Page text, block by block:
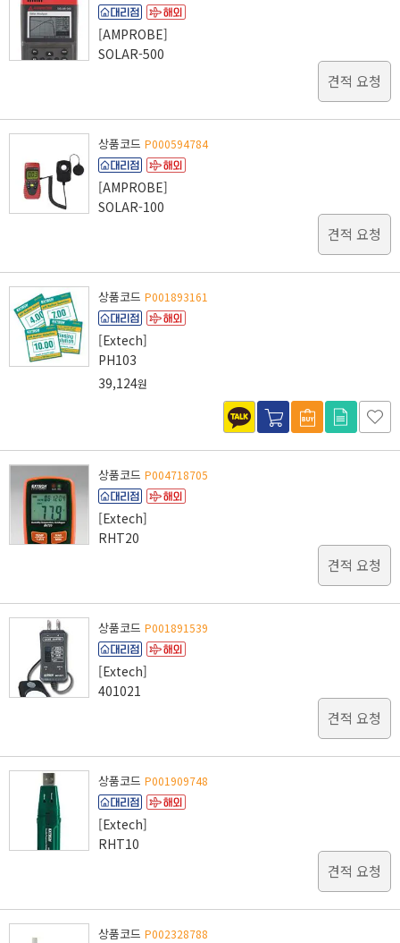
[AMPROBE]
SOLAR-500
견적 요청
상품코드 P000594784
[AMPROBE]
SOLAR-100
견적 요청
상품코드 P001893161
[Extech]
PH103
39,124원
상품코드 P004718705
[Extech]
RHT20
견적 요청
상품코드 P001891539
[Extech]
401021
견적 요청
상품코드 P001909748
[Extech]
RHT10
견적 요청
상품코드 P002328788